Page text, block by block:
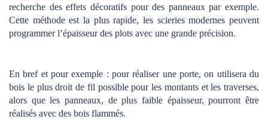
recherche des effets décoratifs pour des panneaux par exemple.
Cette méthode est la plus rapide, les scieries modernes peuvent
programmer l’épaisseur des plots avec une grande précision.
En bref et pour exemple : pour réaliser une porte, on utilisera du
bois le plus droit de fil possible pour les montants et les traverses,
alors que les panneaux, de plus faible épaisseur, pourront être
réalisés avec des bois flammés.